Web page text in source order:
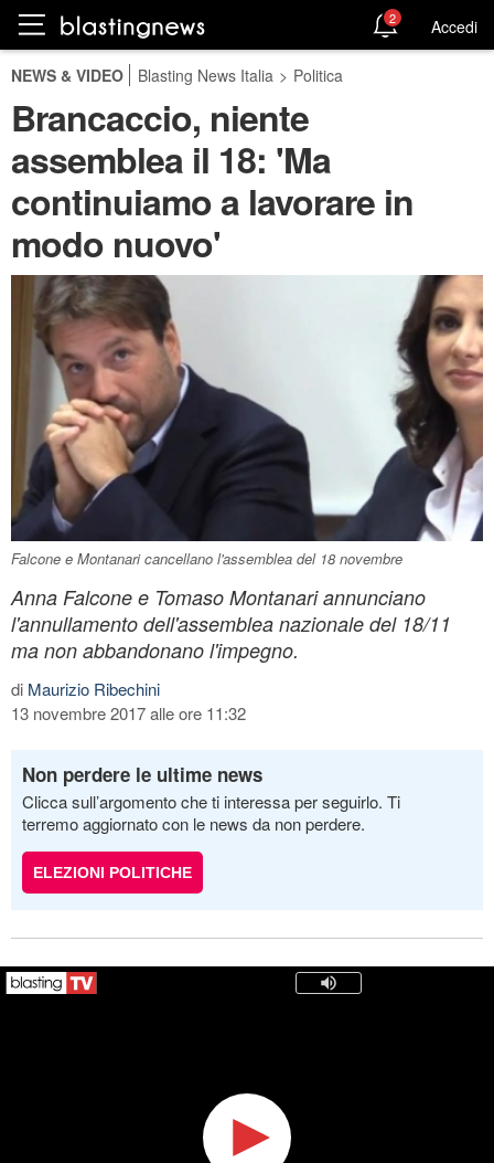
2 Accedi
NEWS & VIDEO Blasting News Italia > Politica
Brancaccio, niente
assemblea il 18: 'Ma
continuiamo a lavorare in
modo nuovo'
Falcone e Montanari cancellano l'assemblea del 18 novembre
Anna Falcone e Tomaso Montanari annunciano
l'annullamento dell'assemblea nazionale del 18/11
ma non abbandonano l'impegno.
di Maurizio Ribechini
13 novembre 2017 alle ore 11:32
Non perdere le ultime news
Clicca sull’argomento che ti interessa per seguirlo. Ti
terremo aggiornato con le news da non perdere.
ELEZIONI POLITICHE